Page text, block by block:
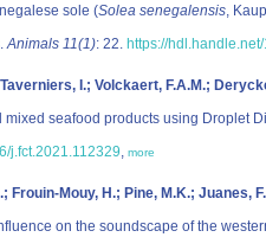
sole (Solea senegalensis,
Animals 11(1): 22. https://
I.; Volckaert, F.A.M.;
seafood products using Droplet
j.fct.2021.112329, more
Frouin-Mouy, H.; Pine, M.K.; Juanes,
on the soundscape of the